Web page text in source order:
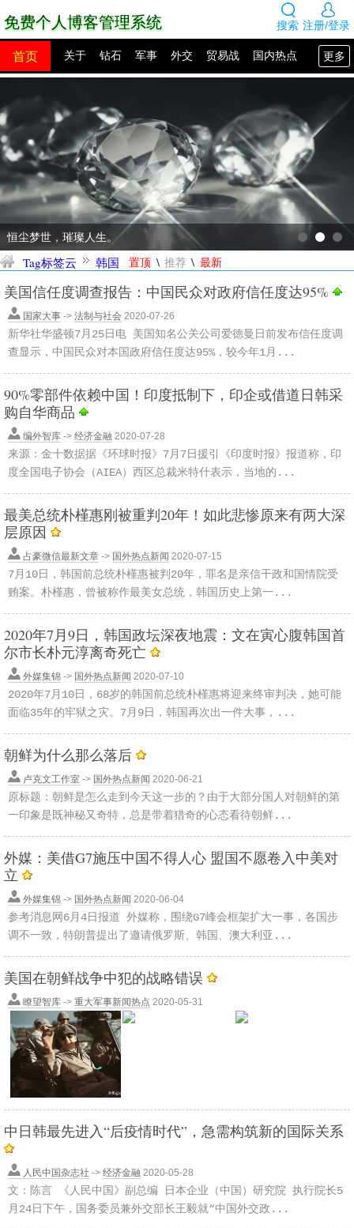
注册/登录
搜索
免费个人博客管理系统
更多
首页 关于 钻石 军事 外交 贸易战 国内热点
网站模板 源码下载 创业赚钱 图片展示 留言板
恒尘梦世，璀璨人生。
Tag标签云 韩国 置顶 \ 推荐 \ 最新
美国信任度调查报告：中国民众对政府信任度达95%
国家大事 -> 法制与社会 2020-07-26
新华社华盛顿7月25日电 美国知名公关公司爱德曼日前发布信任度调
查显示，中国民众对本国政府信任度达95%，较今年1月...
90%零部件依赖中国！印度抵制下，印企或借道日韩采
购自华商品
编外智库 -> 经济金融 2020-07-28
来源：金十数据据《环球时报》7月7日援引《印度时报》报道称，印
度全国电子协会（AIEA）西区总裁米特什表示，当地的...
最美总统朴槿惠刚被重判20年！如此悲惨原来有两大深
层原因
占豪微信最新文章 -> 国外热点新闻 2020-07-15
7月10日，韩国前总统朴槿惠被判20年，罪名是亲信干政和国情院受
贿案。朴槿惠，曾被称作最美女总统，韩国历史上第一...
2020年7月9日，韩国政坛深夜地震：文在寅心腹韩国首
尔市长朴元淳离奇死亡
外媒集锦 -> 国外热点新闻 2020-07-10
2020年7月10日，68岁的韩国前总统朴槿惠将迎来终审判决，她可能
面临35年的牢狱之灾。7月9日，韩国再次出一件大事，...
朝鲜为什么那么落后
卢克文工作室 -> 国外热点新闻 2020-06-21
原标题：朝鲜是怎么走到今天这一步的？由于大部分国人对朝鲜的第
一印象是既神秘又奇特，总是带着猎奇的心态看待朝鲜...
外媒：美借G7施压中国不得人心 盟国不愿卷入中美对
立
外媒集锦 -> 国外热点新闻 2020-06-04
参考消息网6月4日报道 外媒称，围绕G7峰会框架扩大一事，各国步
调不一致，特朗普提出了邀请俄罗斯、韩国、澳大利亚...
美国在朝鲜战争中犯的战略错误
瞭望智库 -> 重大军事新闻热点 2020-05-31
中日韩最先进入“后疫情时代”，急需构筑新的国际关系
人民中国杂志社 -> 经济金融 2020-05-28
文：陈言 《人民中国》副总编 日本企业（中国）研究院 执行院长5
月24日下午，国务委员兼外交部长王毅就“中国外交政...